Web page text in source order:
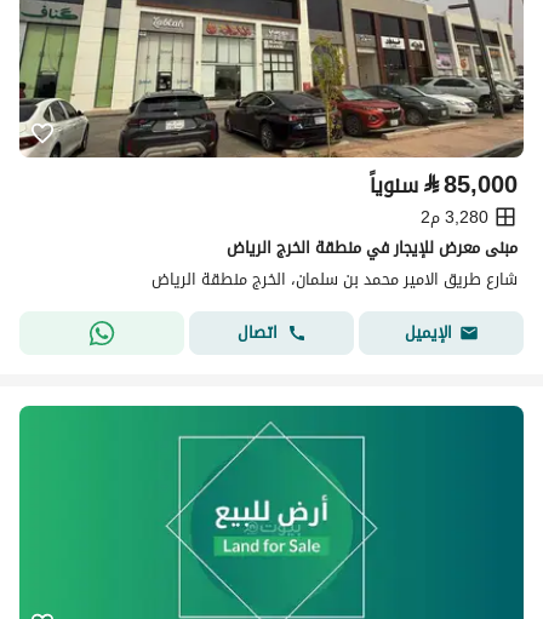
⃁85,000 سنوياً
3,280 م2
مبنى معرض للإيجار في منطقة الخرج الرياض
شارع طريق الامير محمد بن سلمان، الخرج منطقة الرياض
الإيميل
اتصال